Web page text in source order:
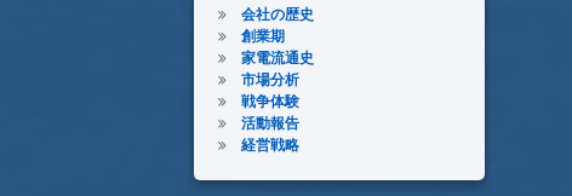
会社の歴史
創業期
家電流通史
市場分析
戦争体験
活動報告
経営戦略